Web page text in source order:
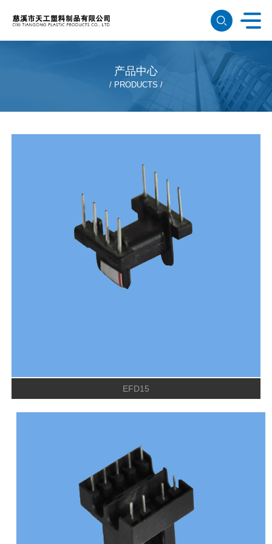
产品中心
PRODUCTS
EFD15